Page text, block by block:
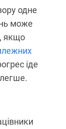
одне
може
якщо
іде